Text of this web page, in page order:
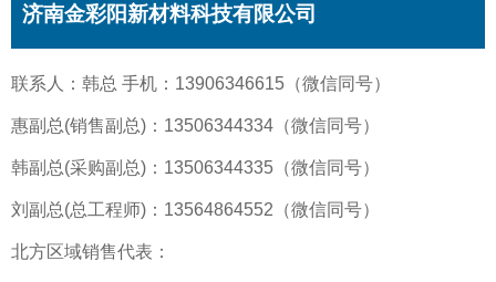
济南金彩阳新材料科技有限公司
联系人：韩总 手机：13906346615（微信同号）
惠副总(销售副总)：13506344334（微信同号）
韩副总(采购副总)：13506344335（微信同号）
刘副总(总工程师)：13564864552（微信同号）
北方区域销售代表：